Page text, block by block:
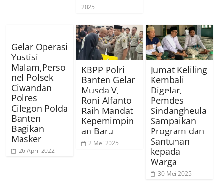
2025
Gelar Operasi
Yustisi
Malam,Perso
nel Polsek
Ciwandan
Polres
Cilegon Polda
Banten
Bagikan
Masker
26 April 2022
KBPP Polri
Banten Gelar
Musda V,
Roni Alfanto
Raih Mandat
Kepemimpin
an Baru
2 Mei 2025
Jumat Keliling
Kembali
Digelar,
Pemdes
Sindangheula
Sampaikan
Program dan
Santunan
kepada
Warga
30 Mei 2025